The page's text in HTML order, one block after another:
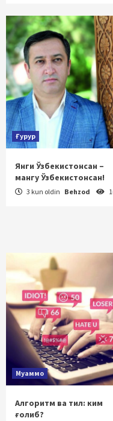
Ғурур
Янги Ўзбекистонсан –
мангу Ўзбекистонсан!
3 kun oldin Behzod
Муаммо
Алгоритм ва тил: ким
ғолиб?